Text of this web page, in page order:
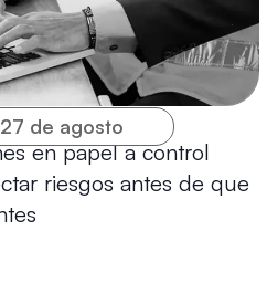
en papel a control
riesgos antes de que
27 de agosto